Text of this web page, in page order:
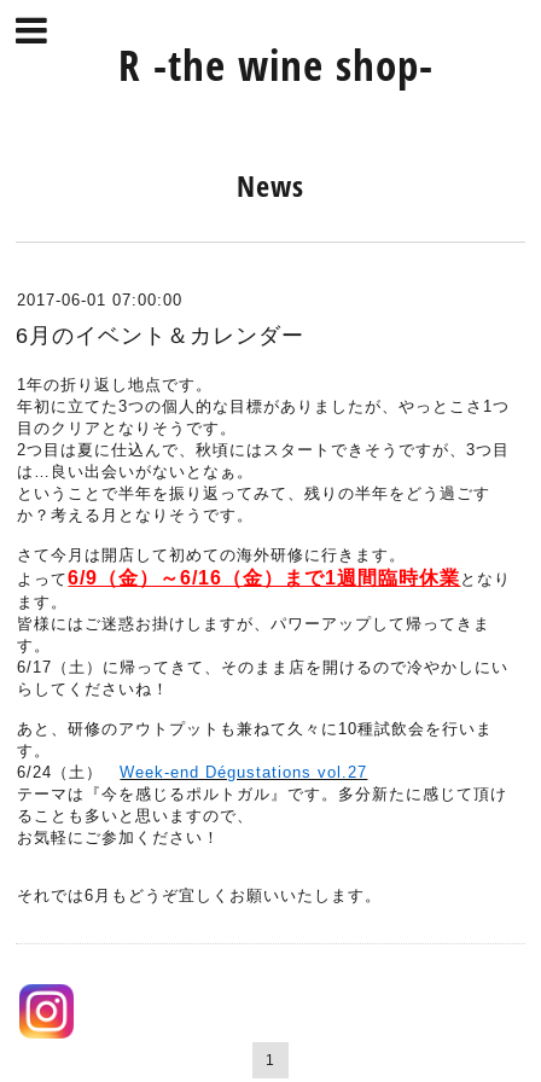
R -the wine shop-
News
2017-06-01 07:00:00
6月のイベント＆カレンダー
1年の折り返し地点です。
年初に立てた3つの個人的な目標がありましたが、やっとこさ1つ
目のクリアとなりそうです。
2つ目は夏に仕込んで、秋頃にはスタートできそうですが、3つ目
は…良い出会いがないとなぁ。
ということで半年を振り返ってみて、残りの半年をどう過ごす
か？考える月となりそうです。
さて今月は開店して初めての海外研修に行きます。
よって6/9（金）～6/16（金）まで1週間臨時休業 となり
ます。
皆様にはご迷惑お掛けしますが、パワーアップして帰ってきま
す。
6/17（土）に帰ってきて、そのまま店を開けるので冷やかしにい
らしてくださいね！
あと、研修のアウトプットも兼ねて久々に10種試飲会を行いま
す。
6/24（土）Week-end Dégustations vol.27
テーマは『今を感じるポルトガル』です。多分新たに感じて頂け
ることも多いと思いますので、
お気軽にご参加ください！
それでは6月もどうぞ宜しくお願いいたします。
1